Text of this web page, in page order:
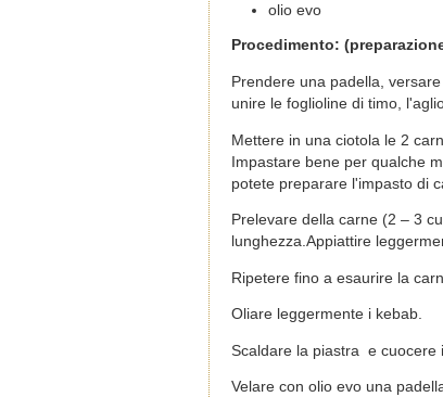
olio evo
Procedimento:
Prendere una padella,
unire le foglioline di timo,
Mettere in una ciotola le 2
Impastare bene per qualche
potete preparare l'impasto di
Prelevare della carne (2 – 3
lunghezza.Appiattire
Ripetere fino a esaurire la
Oliare leggermente i kebab.
Scaldare la piastra e cuocere
Velare con olio evo una